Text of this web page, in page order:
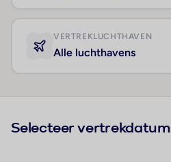
VERTREKLUCHTHAVEN
Alle luchthavens
Selecteer vertrekdatum